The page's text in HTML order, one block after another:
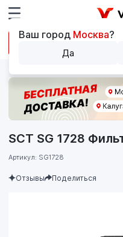
SCT SG 1728
Артикул: SG1728
Отзывы Поделиться
Ваш город Москва?
Да